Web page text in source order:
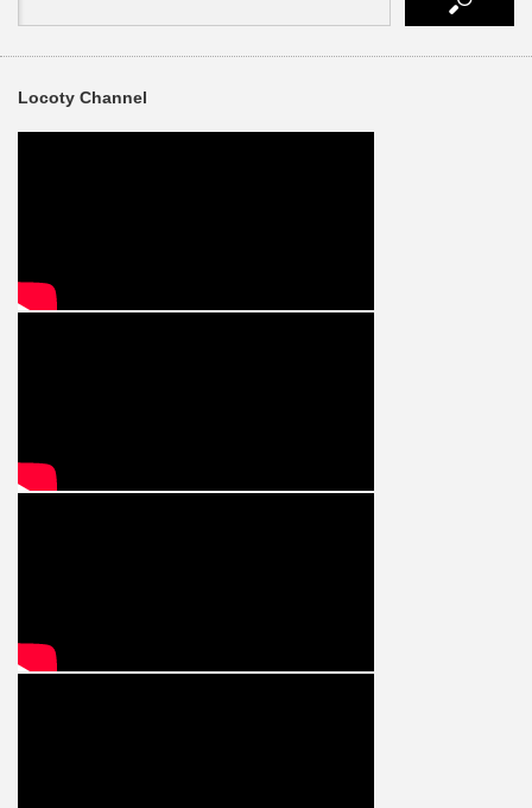
Locoty Channel